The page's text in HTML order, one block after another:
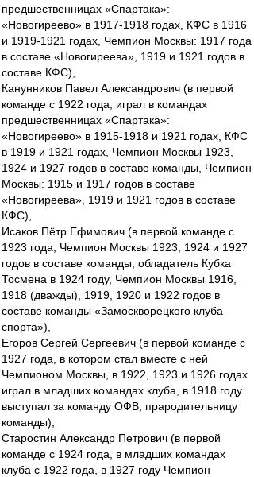
предшественницах «Спартака»:
«Новогиреево» в 1917-1918 годах, КФС в 1916
и 1919-1921 годах, Чемпион Москвы: 1917 года
в составе «Новогиреева», 1919 и 1921 годов в
составе КФС),
Канунников Павел Александрович (в первой
команде с 1922 года, играл в командах
предшественницах «Спартака»:
«Новогиреево» в 1915-1918 и 1921 годах, КФС
в 1919 и 1921 годах, Чемпион Москвы 1923,
1924 и 1927 годов в составе команды, Чемпион
Москвы: 1915 и 1917 годов в составе
«Новогиреева», 1919 и 1921 годов в составе
КФС),
Исаков Пётр Ефимович (в первой команде с
1923 года, Чемпион Москвы 1923, 1924 и 1927
годов в составе команды, обладатель Кубка
Тосмена в 1924 году, Чемпион Москвы 1916,
1918 (дважды), 1919, 1920 и 1922 годов в
составе команды «Замоскворецкого клуба
спорта»),
Егоров Сергей Сергеевич (в первой команде с
1927 года, в котором стал вместе с ней
Чемпионом Москвы, в 1922, 1923 и 1926 годах
играл в младших командах клуба, в 1918 году
выступал за команду ОФВ, прародительницу
команды),
Старостин Александр Петрович (в первой
команде с 1924 года, в младших командах
клуба с 1922 года, в 1927 году Чемпион